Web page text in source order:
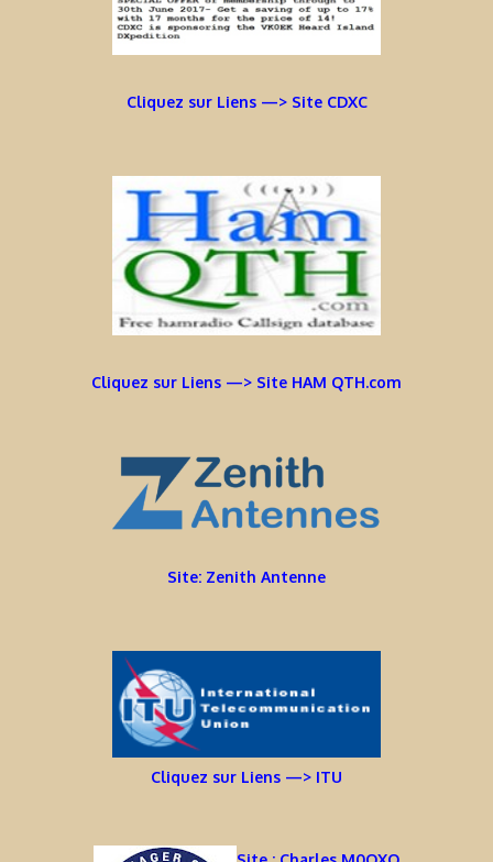
Cliquez sur Liens —> Site CDXC
Cliquez sur Liens —> Site HAM QTH.com
Site: Zenith Antenne
Cliquez sur Liens —> ITU